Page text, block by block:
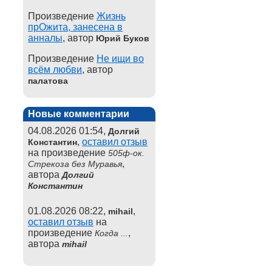
Произведение Жизнь
прОжита, занесена в
анналы, автор Юрий Буков
Произведение Не ищи во
всём любви, автор
палатова
Новые комментарии
04.08.2026 01:54, Долгий
Константин, оставил отзыв
на произведение 505ф-ок.
Стрекоза без Муравья,
автораДолгий
Константин
01.08.2026 08:22, mihail,
оставил отзыв на
произведение Когда ... ,
автора mihail